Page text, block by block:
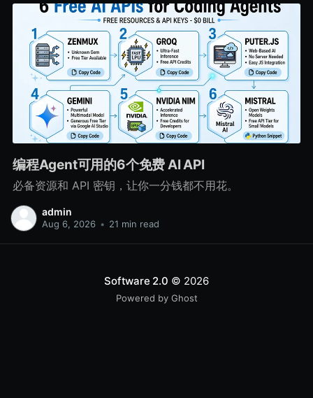
编程Agent可用的6个免费 AI API
必备资源和 API 密钥，让你一分钱都不用花。
admin
Aug 6, 2026 • 21 min read
Software 2.0 © 2026
Powered by Ghost